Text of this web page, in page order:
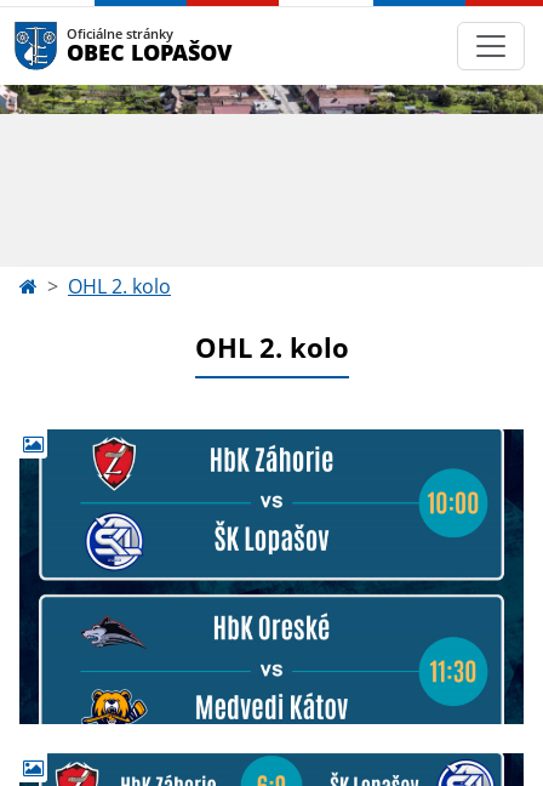
Oficiálne stránky
OBEC LOPAŠOV
OHL 2. kolo
OHL 2. kolo